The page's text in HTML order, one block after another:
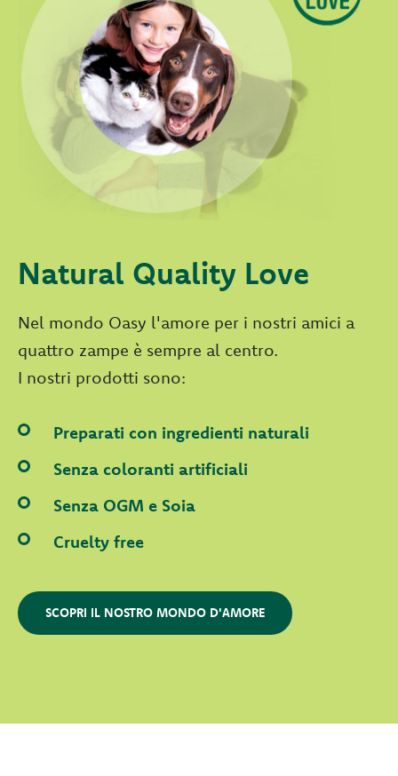
Natural Quality Love
Nel mondo Oasy l'amore per i nostri amici a
quattro zampe è sempre al centro.
I nostri prodotti sono:
Preparati con ingredienti naturali
Senza coloranti artificiali
Senza OGM e Soia
Cruelty free
SCOPRI IL NOSTRO MONDO D'AMORE